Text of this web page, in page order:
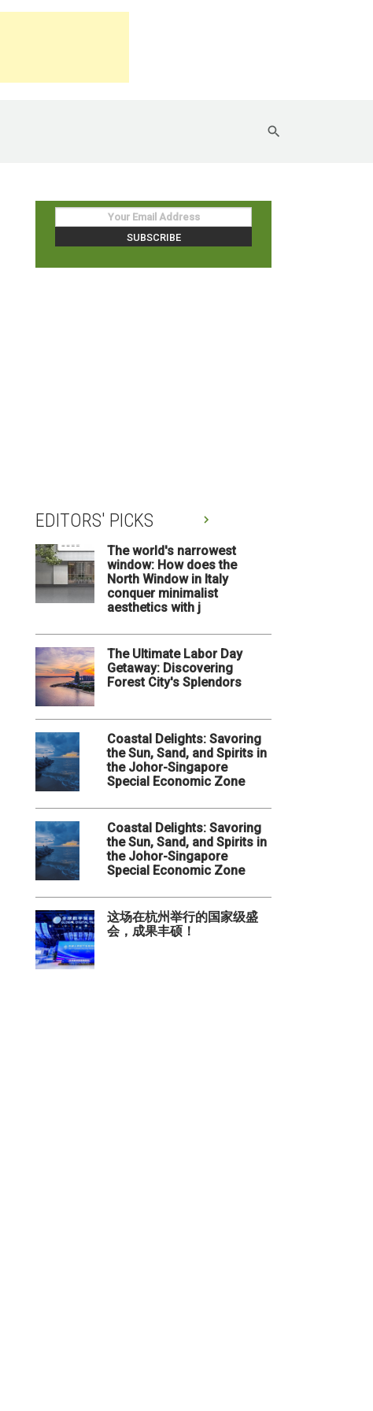
EDITORS' PICKS
The world's narrowest
window: How does the
North Window in Italy
conquer minimalist
aesthetics with j
The Ultimate Labor Day
Getaway: Discovering
Forest City's Splendors
Coastal Delights: Savoring
the Sun, Sand, and Spirits in
the Johor-Singapore
Special Economic Zone
Coastal Delights: Savoring
the Sun, Sand, and Spirits in
the Johor-Singapore
Special Economic Zone
这场在杭州举行的国家级盛
会，成果丰硕！